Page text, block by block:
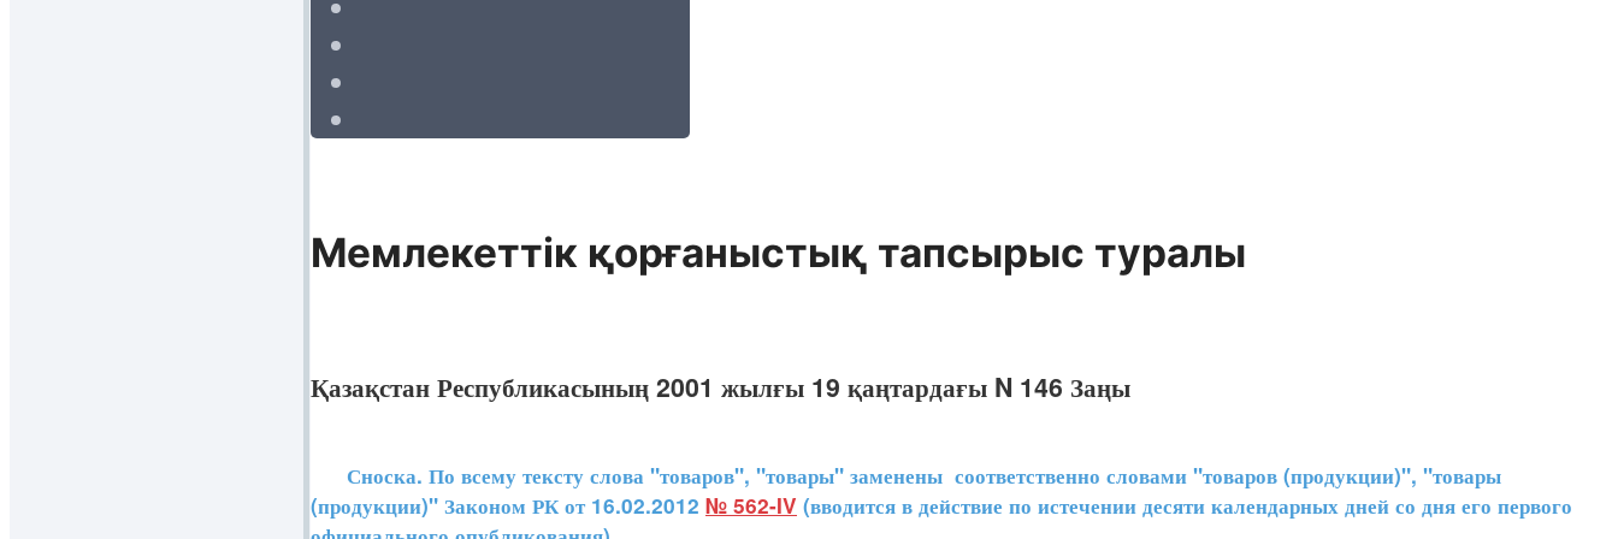
Мемлекеттік қорғаныстық тапсырыс туралы
Қазақстан Республикасының 2001 жылғы 19 қаңтардағы N 146 Заңы
Сноска. По всему тексту слова "товаров", "товары" заменены соответственно словами "товаров (продукции)", "товары
(продукции)" Законом РК от 16.02.2012 № 562-IV (вводится в действие по истечении десяти календарных дней со дня его первого